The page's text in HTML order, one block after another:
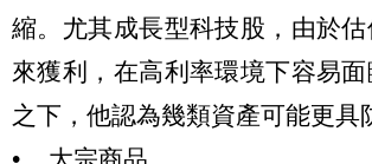
縮。尤其成長型科技股，由於
來獲利，在高利率環境下容易
之下，他認為幾類資產可能更具